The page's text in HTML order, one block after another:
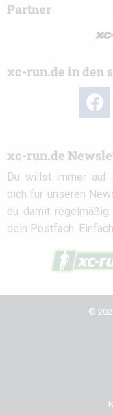
Partner
xc-run.de in den
xc-run.de
Du willst immer auf
dich für unseren
du damit
dein Postfach.
©